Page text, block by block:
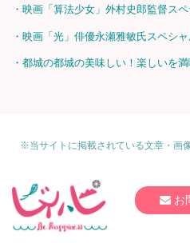
映画「算法少女」外村史郎監督ス
映画「光」俳優永瀬雅敏氏スペシ
都城の都城の美味しい！楽しいを
※当サイトに掲載されている文章・画
お